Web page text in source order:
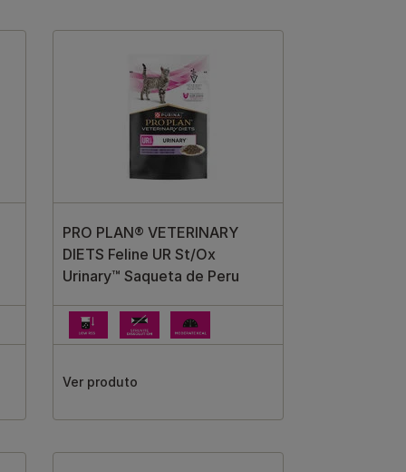
PRO PLAN® VETERINARY
DIETS Feline UR St/Ox
Urinary™ Saqueta de Peru
Ver produto